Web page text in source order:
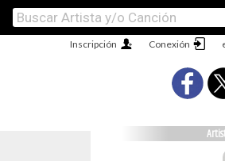
Conexión
Inscripción